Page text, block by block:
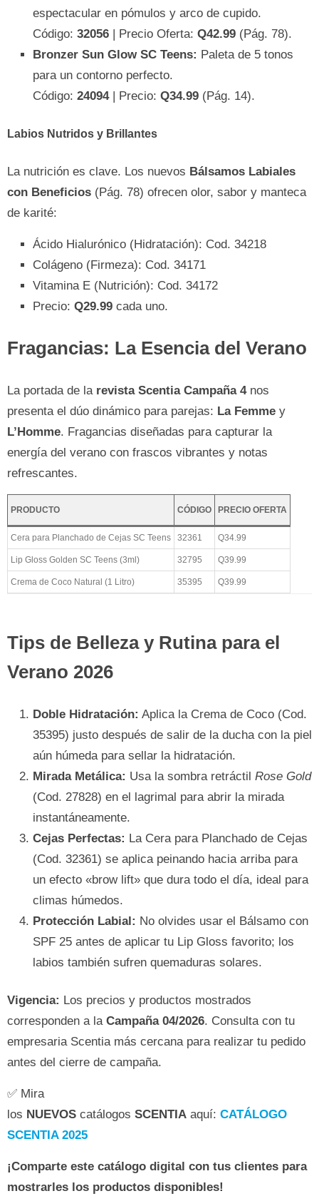
espectacular en pómulos y arco de cupido.
Código: 32056 | Precio Oferta: Q42.99 (Pág. 78).
Bronzer Sun Glow SC Teens: Paleta de 5 tonos
para un contorno perfecto.
Código: 24094| Precio: Q34.99 (Pág. 14).
Labios Nutridos y Brillantes
La nutrición es clave. Los nuevos Bálsamos Labiales
con Beneficios (Pág. 78) ofrecen olor, sabor y manteca
de karité:
Ácido Hialurónico (Hidratación): Cod. 34218
Colágeno (Firmeza): Cod. 34171
Vitamina E (Nutrición): Cod. 34172
Precio: Q29.99 cada uno.
Fragancias: La Esencia del Verano
La portada de la revista Scentia Campaña 4nos
presenta el dúo dinámico para parejas: La Femme y
L’Homme. Fragancias diseñadas para capturar la
energía del verano con frascos vibrantes y notas
refrescantes.
PRODUCTO CÓDIGO PRECIO OFERTA
Cera para Planchado de Cejas SC Teens 32361 Q34.99
Lip Gloss Golden SC Teens (3ml) 32795 Q39.99
Crema de Coco Natural (1 Litro) 35395 Q39.99
Tips de Belleza y Rutina para el
Verano 2026
Doble Hidratación: Aplica la Crema de Coco (Cod.
35395) justo después de salir de la ducha con la piel
aún húmeda para sellar la hidratación.
Mirada Metálica: Usa la sombra retráctil Rose Gold
(Cod. 27828) en el lagrimal para abrir la mirada
instantáneamente.
Cejas Perfectas: La Cera para Planchado de Cejas
(Cod. 32361) se aplica peinando hacia arriba para
un efecto «brow lift» que dura todo el día, ideal para
climas húmedos.
Protección Labial: No olvides usar el Bálsamo con
SPF 25 antes de aplicar tu Lip Gloss favorito; los
labios también sufren quemaduras solares.
Vigencia: Los precios y productos mostrados
corresponden a la Campaña 04/2026. Consulta con tu
empresaria Scentia más cercana para realizar tu pedido
antes del cierre de campaña.
✅ Mira
los NUEVOS catálogos SCENTIA aquí: CATÁLOGO
SCENTIA 2025
¡Comparte este catálogo digital con tus clientes para
mostrarles los productos disponibles!